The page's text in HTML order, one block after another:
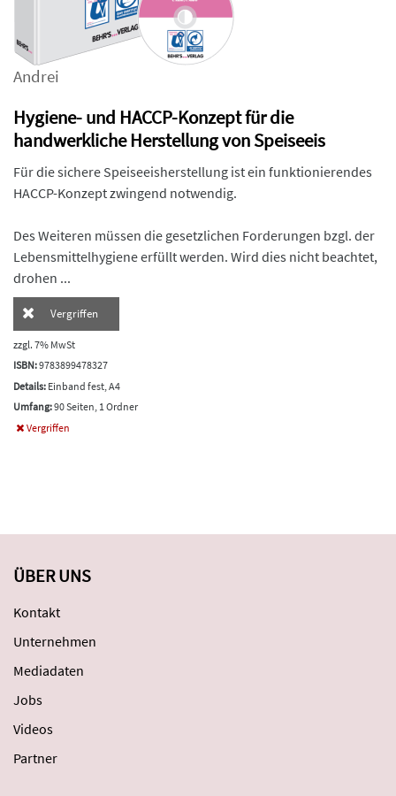
Andrei
Hygiene- und HACCP-Konzept für die
handwerkliche Herstellung von Speiseeis
Für die sichere Speiseeisherstellung ist ein funktionierendes
HACCP-Konzept zwingend notwendig.
Des Weiteren müssen die gesetzlichen Forderungen bzgl. der
Lebensmittelhygiene erfüllt werden. Wird dies nicht beachtet,
drohen ...
Vergriffen
zzgl. 7% MwSt
ISBN:9783899478327
Details: Einband fest, A4
Umfang:90 Seiten, 1 Ordner
Vergriffen
ÜBER UNS
Kontakt
Unternehmen
Mediadaten
Jobs
Videos
Partner